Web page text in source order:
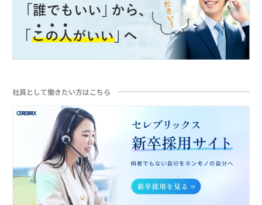
社員として働きたい方はこちら